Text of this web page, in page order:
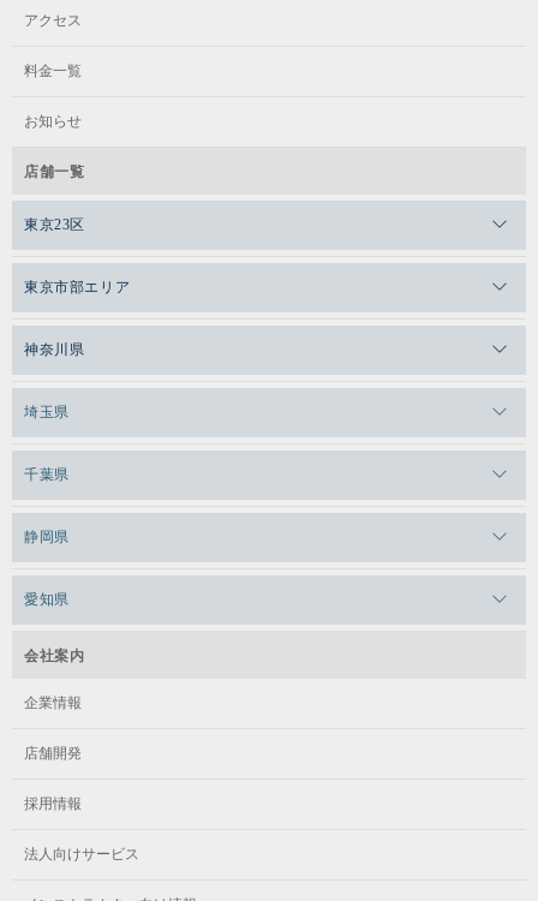
アクセス
料金一覧
お知らせ
店舗一覧
東京23区
メガロスルフレ恵比寿
メガロス日比谷シャンテ
メガロス田端
メガロスルフレ田端
メガロスキッズ錦糸町
メガロス葛飾
東京市部エリア
メガロス三鷹
メガロスルフレ三鷹
メガロスルフレ武蔵小金井
メガロス小平テニススクール
神奈川県
メガロス上永谷
メガロスルフレ上永谷
メガロス日吉
メガロス綱島
メガロスルフレ綱島
メガロス市ヶ尾
メガロス鷺沼
メガロスルフレ鷺沼
埼玉県
メガロスルフレ草加
千葉県
メガロス本八幡
静岡県
愛知県
メガロステラッセ納屋橋
メガロス千種
会社案内
企業情報
店舗開発
採用情報
法人向けサービス